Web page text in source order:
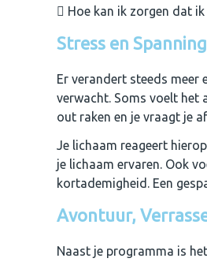
Hoe kan ik zorgen dat
Stress en Spanning
Er verandert steeds meer
verwacht. Soms voelt het
out raken en je vraagt je
Je lichaam reageert
je lichaam ervaren. Ook
kortademigheid. Een
Avontuur,
Naast je programma is